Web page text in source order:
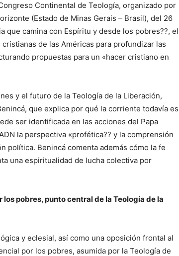
Continental de Teología, organizado por
(Estado de Minas Gerais – Brasil), del 26
que camina con Espíritu y desde los pobres??, el
de las Américas para profundizar las
propuestas para un «hacer cristiano en
y el futuro de la Teología de la Liberación,
que explica por qué la corriente todavía es
ser identificada en las acciones del Papa
la perspectiva «profética?? y la comprensión
política. Benincá comenta además cómo la fe
una espiritualidad de lucha colectiva por
pobres, punto central de la Teología de la
y eclesial, así como una oposición frontal al
por los pobres, asumida por la Teología de